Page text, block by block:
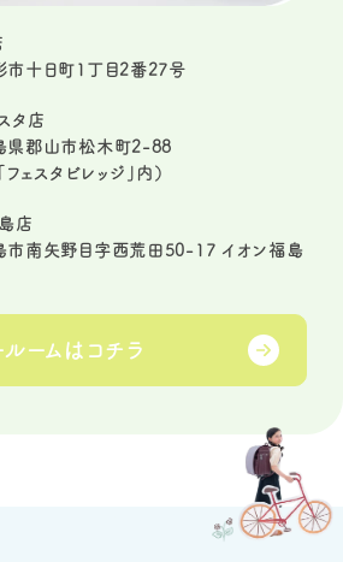
十日町1丁目2番27号
タ店
郡山市松木町2-88
ェスタビレッジ」内）
店
南矢野目字西荒田50-17 イオン福島
ルームは コチラ